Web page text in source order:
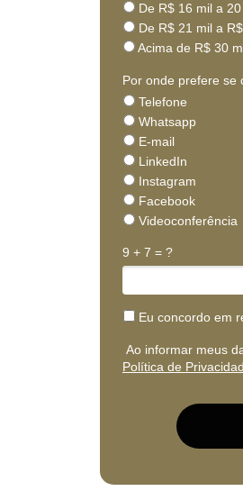
De R$ 16 mil a 20
De R$ 21 mil a
Acima de R$ 30
Por onde prefere se
Telefone
Whatsapp
E-mail
LinkedIn
Instagram
Facebook
Videoconferência
9 + 7 = ?
Eu concordo em
Ao informar meus
Política de